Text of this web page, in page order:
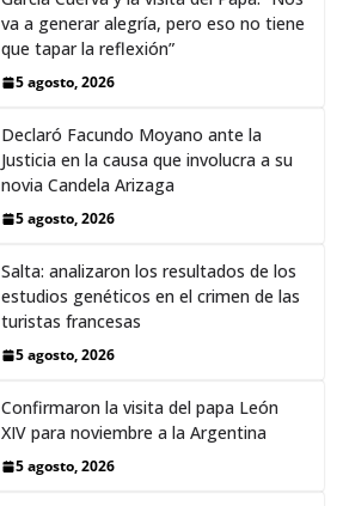
va a generar alegría, pero eso no tiene
que tapar la reflexión”
5 agosto, 2026
Declaró Facundo Moyano ante la
Justicia en la causa que involucra a su
novia Candela Arizaga
5 agosto, 2026
Salta: analizaron los resultados de los
estudios genéticos en el crimen de las
turistas francesas
5 agosto, 2026
Confirmaron la visita del papa León
XIV para noviembre a la Argentina
5 agosto, 2026